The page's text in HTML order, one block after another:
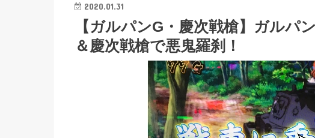
2020.01.31
【ガルパンG・慶次戦槍】ガルパ
＆慶次戦槍で悪鬼羅刹！